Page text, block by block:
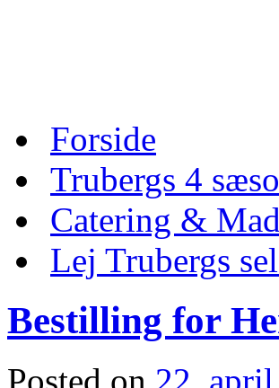
to
Forside
Trubergs 4
Catering &
Lej Trubergs
Bestilling for
Posted on 22.